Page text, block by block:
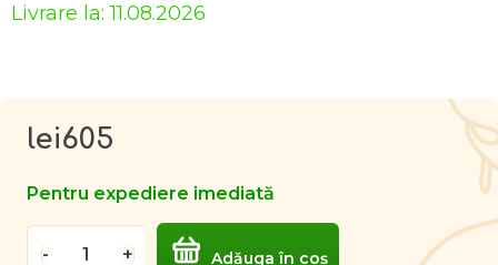
Livrare la: 11.08.2026
lei605
Pentru expediere imediată
Adăuga în coş